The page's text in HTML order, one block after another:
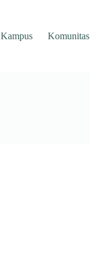
Kampus Komunitas